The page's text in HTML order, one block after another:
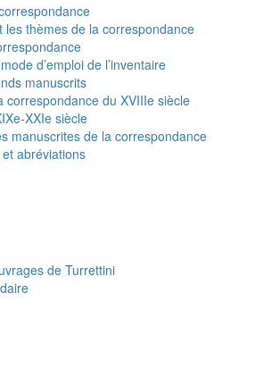
les thèmes de la correspondance
d’emploi de l’inventaire
manuscrits
correspondance du XVIIIe siècle
XXIe siècle
manuscrites de la correspondance
abréviations
de Turrettini